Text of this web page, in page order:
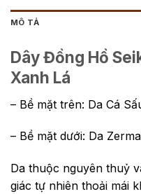
MÔ TẢ
Dây Đồng Hồ
Xanh Lá
– Bề mặt trên: Da Cá
– Bề mặt dưới: Da
Da thuộc nguyên thuỷ
giác tự nhiên thoải mái